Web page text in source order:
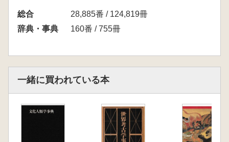
総合
28,885番 / 124,819冊
辞典・事典
160番 / 755冊
一緒に買われている本